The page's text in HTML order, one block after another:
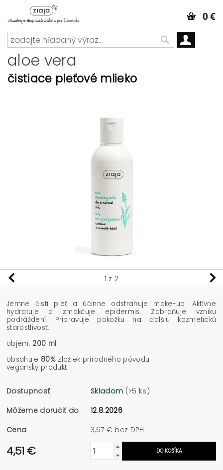
0 €
aloe vera
čistiace pleťové mlieko
1 z 2
Jemne čistí pleť a účinne odstraňuje make-up. Aktívne
hydratuje a zmäkčuje epidermis. Zabraňuje vzniku
podráždení. Pripravuje pokožku na ďalšiu kozmetickú
starostlivosť.
objem: 200 ml
obsahuje 80%zložiek prírodného pôvodu
vegánsky produkt
Dostupnosť Skladom (>5 ks)
Môžeme doručiť do
12.8.2026
Cena
3,67 € bez DPH
4,51 €